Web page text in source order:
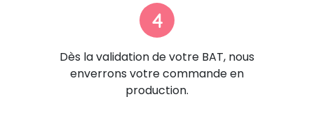
4
Dès la validation de votre BAT, nous
enverrons votre commande en
production.